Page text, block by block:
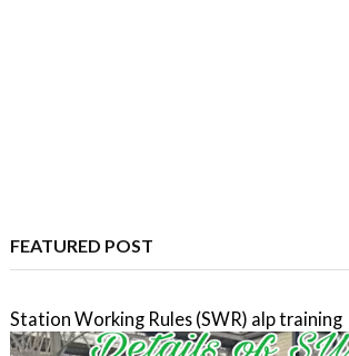
FEATURED POST
Station Working Rules (SWR) alp training